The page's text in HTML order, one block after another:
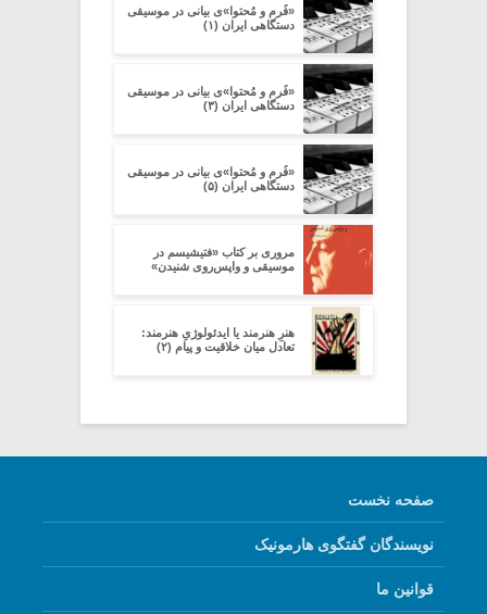
«فُرم و مُحتوا»ی بیانی در موسیقی
دستگاهی ایران (۱)
«فُرم و مُحتوا»ی بیانی در موسیقی
دستگاهی ایران (۳)
«فُرم و مُحتوا»ی بیانی در موسیقی
دستگاهی ایران (۵)
مروری بر کتاب «فتیشیسم در
موسیقی و واپس‌روی شنیدن»
هنرِ هنرمند یا ایدئولوژیِ هنرمند:
تعادل میان خلاقیت و پیام (۲)
صفحه نخست
نویسندگان گفتگوی هارمونیک
قوانین ما